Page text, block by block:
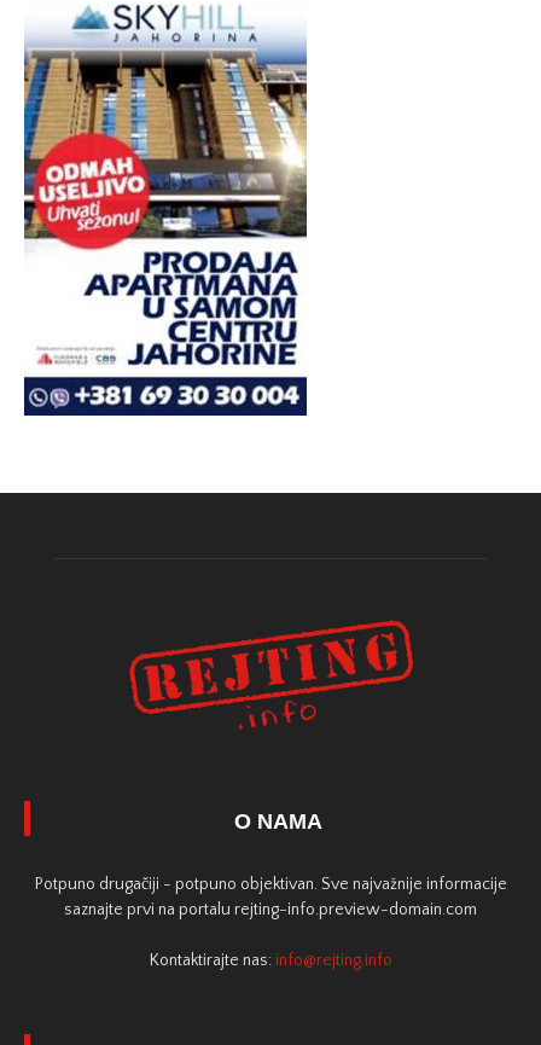
O NAMA
Potpuno drugačiji - potpuno objektivan. Sve najvažnije informacije
saznajte prvi na portalu rejting-info.preview-domain.com
Kontaktirajte nas: info@rejting.info